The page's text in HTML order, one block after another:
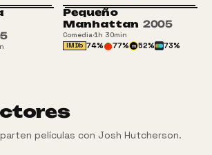
Pequeño
Manhattan 2005
Comedia·1h 30min
IMDb 74% 77% m 52% 73%
películas con Josh Hutcherson.